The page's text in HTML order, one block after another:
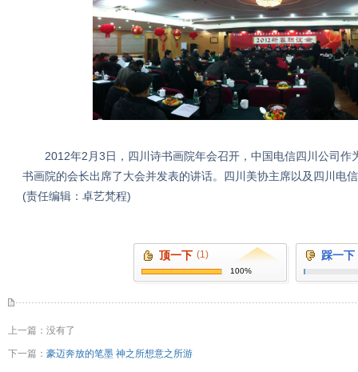
2012年2月3日，四川诗书画院年会召开，中国电信四川公司作
书画院的会长出席了大会并发表的讲话。四川美协主席以及四川电
(责任编辑：卓艺梵程)
顶一下 (1)
100%
踩一下
上一篇：没有了
下一篇： 豪迈奔放的笔墨 神之所想意之所游